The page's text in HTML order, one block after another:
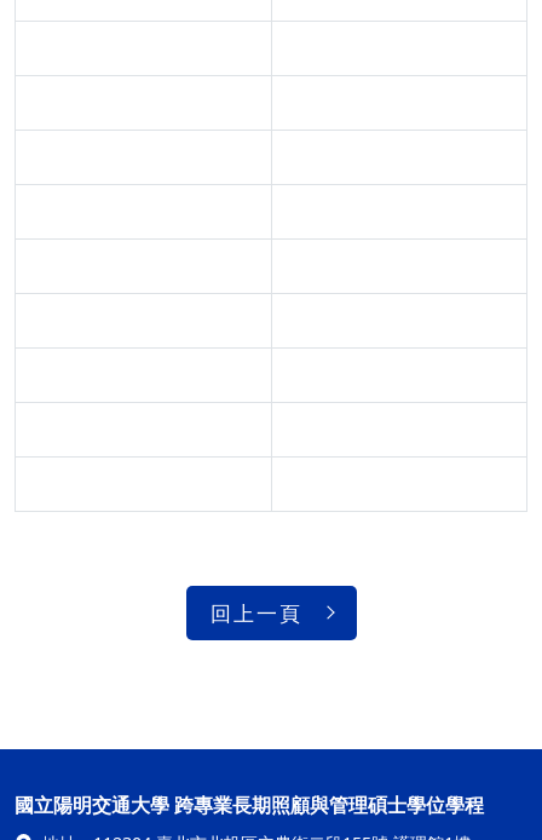
回上一頁
國立陽明交通大學 跨專業長期照顧與管理碩士學位學程